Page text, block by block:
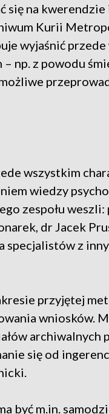
się na
Kurii
wyjaśnić
np. z powodu
wszystkim
wiedzy
zespołu
dr Jacek
specjalistów z
przyjętej
wniosków.
archiwalnych
się od
być m.in.